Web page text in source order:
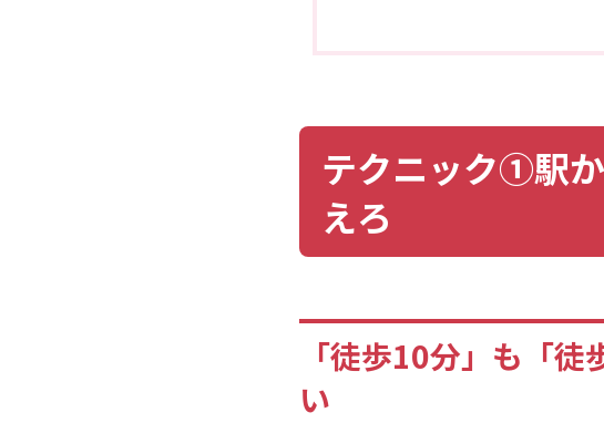
テクニック①駅
えろ
「徒歩10分」も「
い